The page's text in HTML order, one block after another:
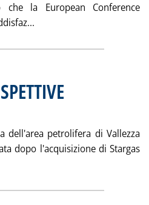
la European Conference
Leggi tutta la notizia:
dell'area petrolifera di Vallezza
dopo l'acquisizione di Stargas
'GAS PLUS, CONVEGNO